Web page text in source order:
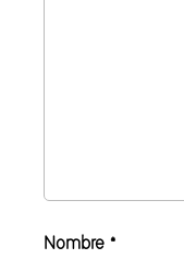
Nombre *